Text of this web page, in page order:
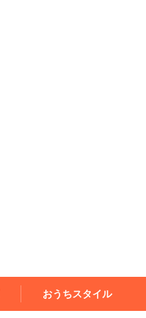
おうちスタイル